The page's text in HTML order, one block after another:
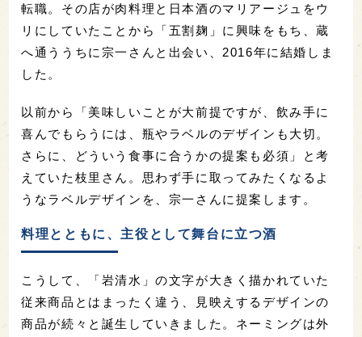
転職。その店が肉料理と日本酒のマリアージュをウ
リにしていたことから「五割麹」に興味をもち、蔵
へ通ううちに宗一さんと出会い、2016年に結婚しま
した。
以前から「美味しいことが大前提ですが、飲み手に
喜んでもらうには、瓶やラベルのデザインも大切。
さらに、どういう食事に合うかの提案も必須」と考
えていた枝里さん。思わず手に取ってみたくなるよ
うなラベルデザインを、宗一さんに提案します。
料理とともに、主役として舞台に立つ酒
こうして、「岩清水」の文字が大きく描かれていた
従来商品とはまったく違う、見映えするデザインの
商品が続々と誕生していきました。ネーミングは外